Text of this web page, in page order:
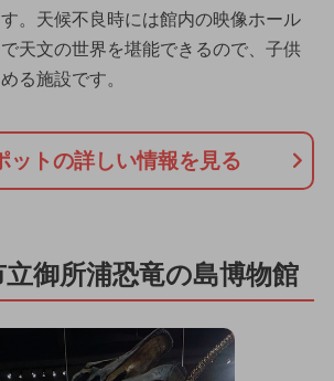
。天候不良時には館内の映像ホール
天文の世界を堪能できるので、子供
る施設です。
ットの詳しい情報を見る
御所浦恐竜の島博物館